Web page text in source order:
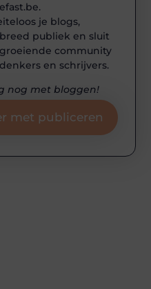
je blogs,
publiek en sluit
community
en schrijvers.
nog met bloggen!
met publiceren